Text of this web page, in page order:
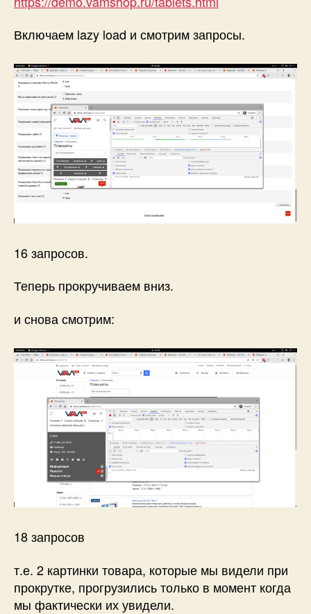
Включаем lazy load и смотрим запросы.
16 запросов.
Теперь прокручиваем вниз.
и снова смотрим:
18 запросов
т.е. 2 картинки товара, которые мы видели при
прокрутке, прогрузились только в момент когда
мы фактически их увидели.